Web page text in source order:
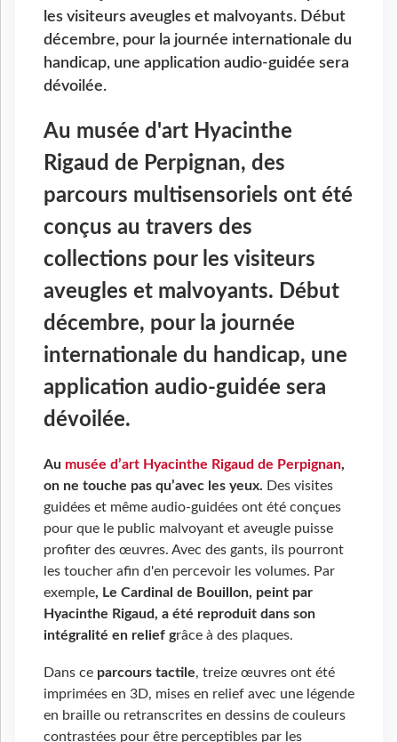
les visiteurs aveugles et malvoyants. Début
décembre, pour la journée internationale du
handicap, une application audio-guidée sera
dévoilée.
Au musée d'art Hyacinthe
Rigaud de Perpignan, des
parcours multisensoriels ont été
conçus au travers des
collections pour les visiteurs
aveugles et malvoyants. Début
décembre, pour la journée
internationale du handicap, une
application audio-guidée sera
dévoilée.
Au musée d’art Hyacinthe Rigaud de Perpignan,
on ne touche pas qu’avec les yeux. Des visites
guidées et même audio-guidées ont été conçues
pour que le public malvoyant et aveugle puisse
profiter des œuvres. Avec des gants, ils pourront
les toucher afin d'en percevoir les volumes. Par
exemple, Le Cardinal de Bouillon, peint par
Hyacinthe Rigaud, a été reproduit dans son
intégralité en relief grâce à des plaques.
Dans ce parcours tactile, treize œuvres ont été
imprimées en 3D, mises en relief avec une légende
en braille ou retranscrites en dessins de couleurs
contrastées pour être perceptibles par les